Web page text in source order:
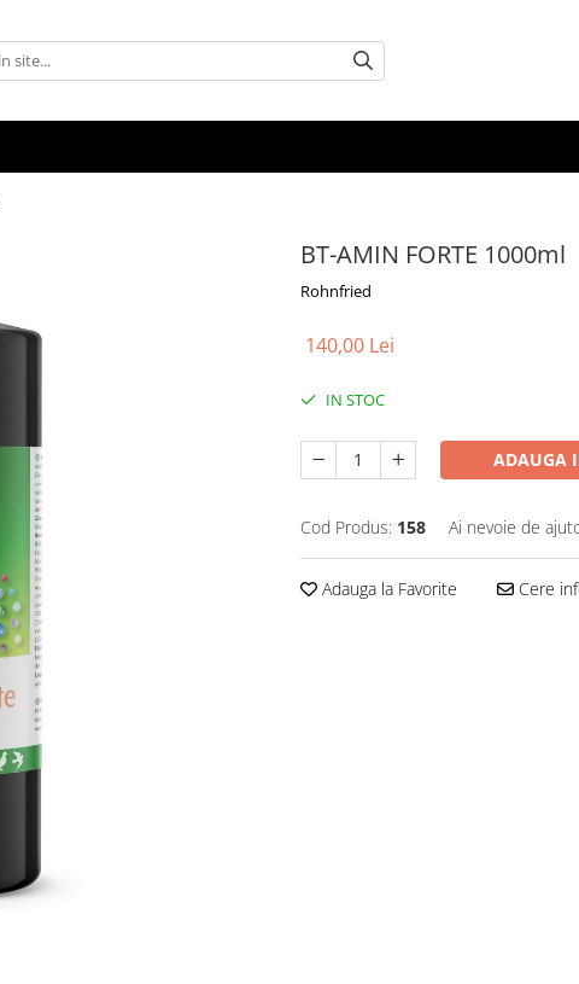
BT-AMIN FORTE 1000ml
Rohnfried
140,00 Lei
IN STOC
ADAUGA
Cod Produs: 158 Ai nevoie de
Adauga la Favorite Cere